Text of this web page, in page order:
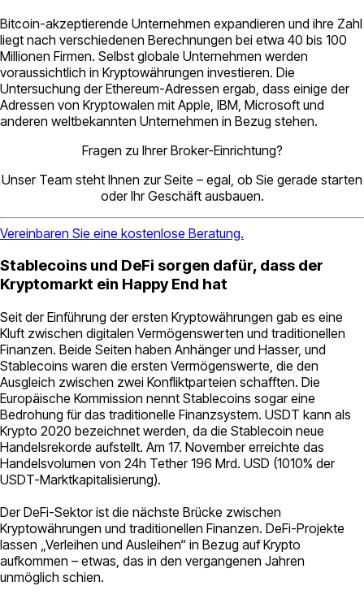
Bitcoin-akzeptierende Unternehmen expandieren und ihre Zahl
liegt nach verschiedenen Berechnungen bei etwa 40 bis 100
Millionen Firmen. Selbst globale Unternehmen werden
voraussichtlich in Kryptowährungen investieren. Die
Untersuchung der Ethereum-Adressen ergab, dass einige der
Adressen von Kryptowalen mit Apple, IBM, Microsoft und
anderen weltbekannten Unternehmen in Bezug stehen.
Fragen zu Ihrer Broker-Einrichtung?
Unser Team steht Ihnen zur Seite – egal, ob Sie gerade starten
oder Ihr Geschäft ausbauen.
Vereinbaren Sie eine kostenlose Beratung.
Stablecoins und DeFi sorgen dafür, dass der
Kryptomarkt ein Happy End hat
Seit der Einführung der ersten Kryptowährungen gab es eine
Kluft zwischen digitalen Vermögenswerten und traditionellen
Finanzen. Beide Seiten haben Anhänger und Hasser, und
Stablecoins waren die ersten Vermögenswerte, die den
Ausgleich zwischen zwei Konfliktparteien schafften. Die
Europäische Kommission nennt Stablecoins sogar eine
Bedrohung für das traditionelle Finanzsystem. USDT kann als
Krypto 2020 bezeichnet werden, da die Stablecoin neue
Handelsrekorde aufstellt. Am 17. November erreichte das
Handelsvolumen von 24h Tether 196 Mrd. USD (1010% der
USDT-Marktkapitalisierung).
Der DeFi-Sektor ist die nächste Brücke zwischen
Kryptowährungen und traditionellen Finanzen. DeFi-Projekte
lassen „Verleihen und Ausleihen“ in Bezug auf Krypto
aufkommen – etwas, das in den vergangenen Jahren
unmöglich schien.